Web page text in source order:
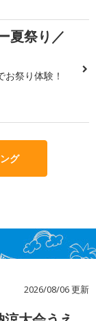
夏祭り／
祭り体験！
グ
2026/08/06 更新